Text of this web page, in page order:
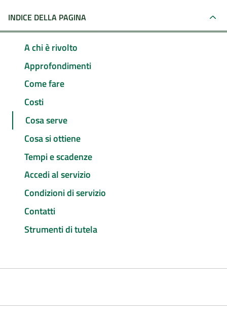
INDICE DELLA PAGINA
A chi è rivolto
Approfondimenti
Come fare
Costi
Cosa serve
Cosa si ottiene
Tempi e scadenze
Accedi al servizio
Condizioni di servizio
Contatti
Strumenti di tutela